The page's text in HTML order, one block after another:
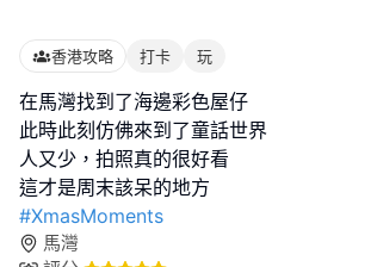
香港攻略 打卡 玩
在馬灣找到了海邊彩色屋仔
此時此刻仿佛來到了童話世界
人又少，拍照真的很好看
#XmasMoments
馬灣